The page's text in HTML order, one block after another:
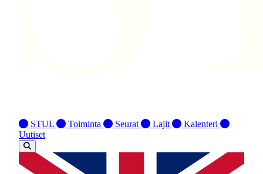
STUL Toiminta Seurat Lajit
Kalenteri
Uutiset